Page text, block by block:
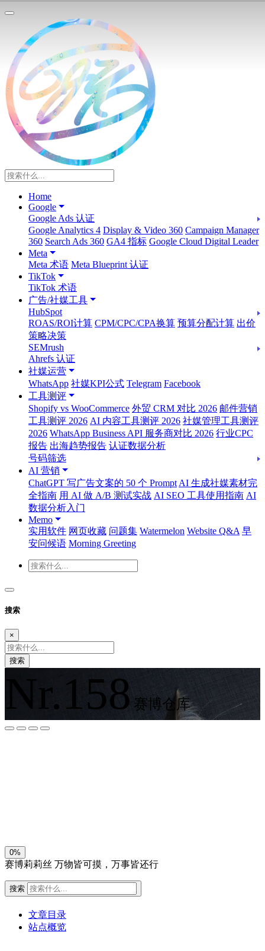
Home
Google
Google Ads 认证
Google Analytics 4 Display & Video 360 Campaign Manager
360 Search Ads 360 GA4 指标 Google Cloud Digital Leader
Meta
Meta 术语 Meta Blueprint 认证
TikTok
TikTok 术语
广告/社媒工具
HubSpot
ROAS/ROI计算 CPM/CPC/CPA换算 预算分配计算 出价
策略决策
SEMrush
Ahrefs 认证
社媒运营
WhatsApp 社媒KPI公式 Telegram Facebook
工具测评
Shopify vs WooCommerce 外贸 CRM 对比 2026 邮件营销
工具测评 2026 AI 内容工具测评 2026 社媒管理工具测评
2026 WhatsApp Business API 服务商对比 2026 行业CPC
报告 出海趋势报告 认证数据分析
号码筛选
AI 营销
ChatGPT 写广告文案的 50 个 Prompt AI 生成社媒素材完
全指南 用 AI 做 A/B 测试实战 AI SEO 工具使用指南 AI
数据分析入门
Memo
实用软件 网页收藏 问题集 Watermelon Website Q&A 早
安问候语 Morning Greeting
搜索
×
搜索
Nr.158 赛博仓库
0%
赛博莉莉丝 万物皆可摸，万事皆还行
搜索
文章目录
站点概览